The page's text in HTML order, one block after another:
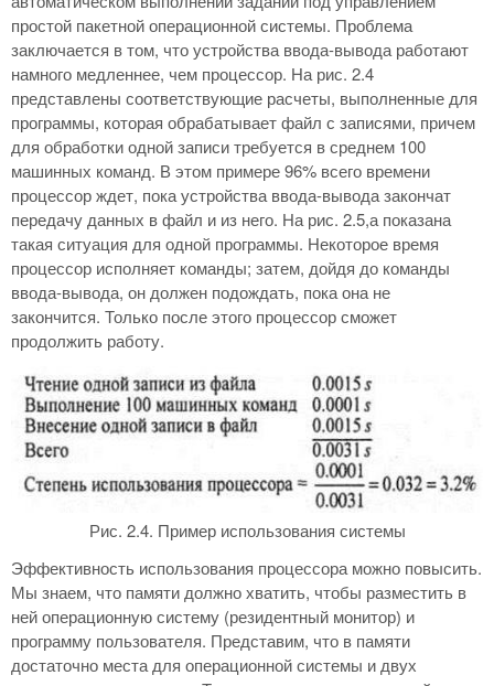
простой пакетной операционной системы. Проблема
заключается в том, что устройства ввода-вывода работают
намного медленнее, чем процессор. На рис. 2.4
представлены соответствующие расчеты, выполненные для
программы, которая обрабатывает файл с записями, причем
для обработки одной записи требуется в среднем 100
машинных команд. В этом примере 96% всего времени
процессор ждет, пока устройства ввода-вывода закончат
передачу данных в файл и из него. На рис. 2.5,а показана
такая ситуация для одной программы. Некоторое время
процессор исполняет команды; затем, дойдя до команды
ввода-вывода, он должен подождать, пока она не
закончится. Только после этого процессор сможет
продолжить работу.
Рис. 2.4. Пример использования системы
Эффективность использования процессора можно повысить.
Мы знаем, что памяти должно хватить, чтобы разместить в
ней операционную систему (резидентный монитор) и
программу пользователя. Представим, что в памяти
достаточно места для операционной системы и двух